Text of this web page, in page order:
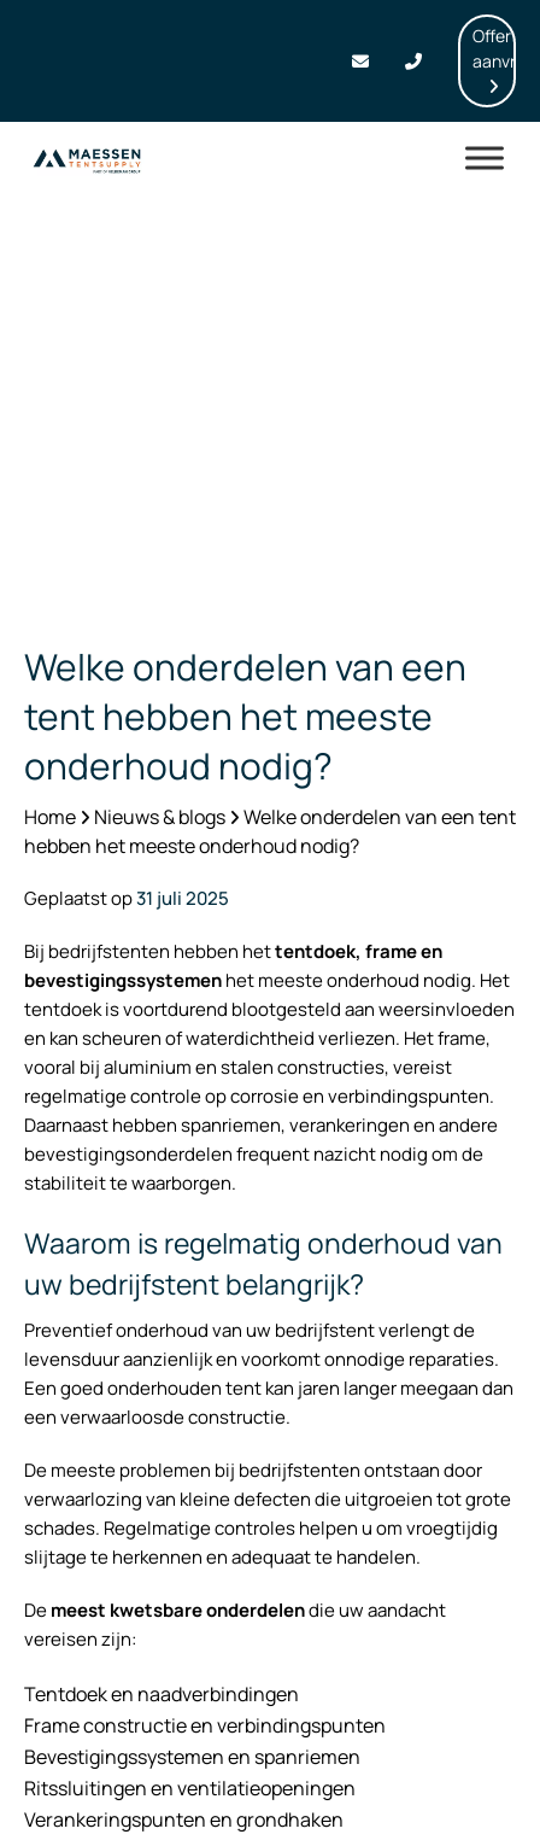
Offerte
Welke onderdelen van een
tent hebben het meeste
onderhoud nodig?
Home Nieuws & blogs
Welke onderdelen van een tent
hebben het meeste onderhoud nodig?
Geplaatst op31 juli 2025
Bij bedrijfstenten hebben hettentdoek, frame en
bevestigingssystemenhet meeste onderhoud nodig. Het
tentdoek is voortdurend blootgesteld aan weersinvloeden
en kan scheuren of waterdichtheid verliezen. Het frame,
vooral bij aluminium en stalen constructies, vereist
regelmatige controle op corrosie en verbindingspunten.
Daarnaast hebben spanriemen, verankeringen en andere
bevestigingsonderdelen frequent nazicht nodig om de
stabiliteit te waarborgen.
Waarom is regelmatig onderhoud van
uw bedrijfstent belangrijk?
Preventief onderhoud van uw bedrijfstent verlengt de
levensduur aanzienlijk en voorkomt onnodige reparaties.
Een goed onderhouden tent kan jaren langer meegaan dan
een verwaarloosde constructie.
De meeste problemen bij bedrijfstenten ontstaan door
verwaarlozing van kleine defecten die uitgroeien tot grote
schades. Regelmatige controles helpen u om vroegtijdig
slijtage te herkennen en adequaat te handelen.
Demeest kwetsbare onderdelendie uw aandacht
vereisen zijn:
Tentdoek en naadverbindingen
Frame constructie en verbindingspunten
Bevestigingssystemen en spanriemen
Ritssluitingen en ventilatieopeningen
Verankeringspunten en grondhaken